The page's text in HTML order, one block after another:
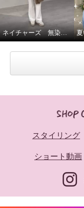
ネイチャーズ 無染色カシミヤケーブル使いコーディガン
スタイリング
ショート動画